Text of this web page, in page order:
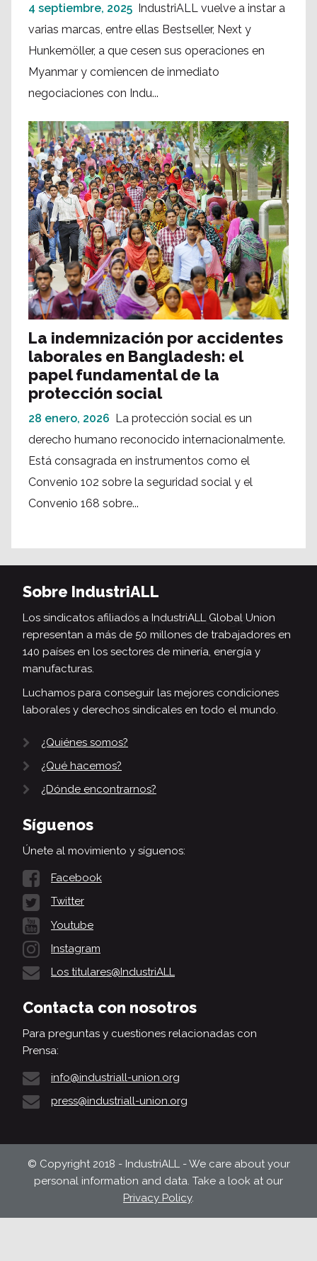
4 septiembre, 2025 IndustriALL vuelve a instar a
varias marcas, entre ellas Bestseller, Next y
Hunkemöller, a que cesen sus operaciones en
Myanmar y comiencen de inmediato
negociaciones con Indu...
La indemnización por accidentes
laborales en Bangladesh: el
papel fundamental de la
protección social
28 enero, 2026 La protección social es un
derecho humano reconocido internacionalmente.
Está consagrada en instrumentos como el
Convenio 102 sobre la seguridad social y el
Convenio 168 sobre...
Sobre IndustriALL
Los sindicatos afiliados a IndustriALL Global Union
representan a más de 50 millones de trabajadores en
140 países en los sectores de minería, energía y
manufacturas.
Luchamos para conseguir las mejores condiciones
laborales y derechos sindicales en todo el mundo.
¿Quiénes somos?
¿Qué hacemos?
¿Dónde encontrarnos?
Síguenos
Únete al movimiento y síguenos:
Facebook
Twitter
Youtube
Instagram
Los titulares@IndustriALL
Contacta con nosotros
Para preguntas y cuestiones relacionadas con
Prensa:
info@industriall-union.org
press@industriall-union.org
© Copyright 2018 - IndustriALL - We care about your
personal information and data. Take a look at our
Privacy Policy.